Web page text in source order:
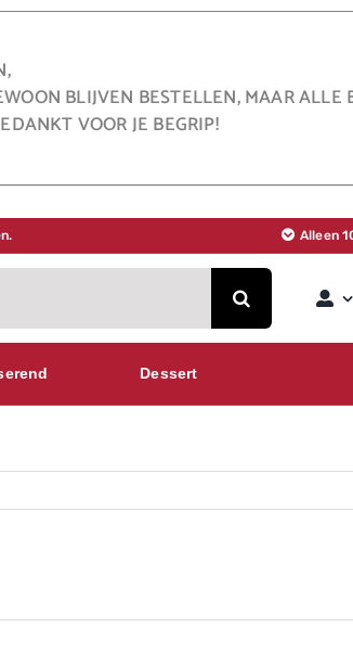
BLIJVEN BESTELLEN, MAAR ALLE
VOOR JE BEGRIP!
Alleen
Dessert